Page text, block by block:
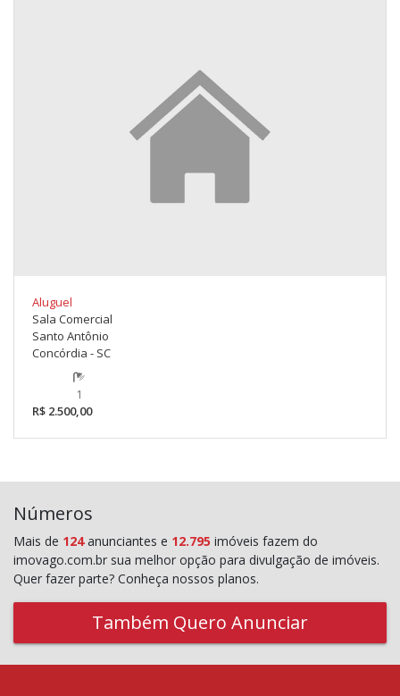
Aluguel
Sala Comercial
Santo Antônio
Concórdia - SC
1
R$ 2.500,00
Números
Mais de 124anunciantes e 12.795 imóveis fazem do
imovago.com.br sua melhor opção para divulgação de imóveis.
Quer fazer parte? Conheça nossos planos.
Também Quero Anunciar